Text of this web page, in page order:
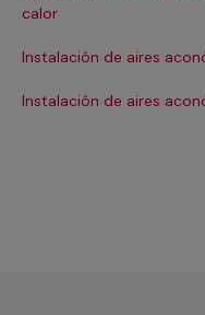
calor
Instalación de aires
Instalación de aires